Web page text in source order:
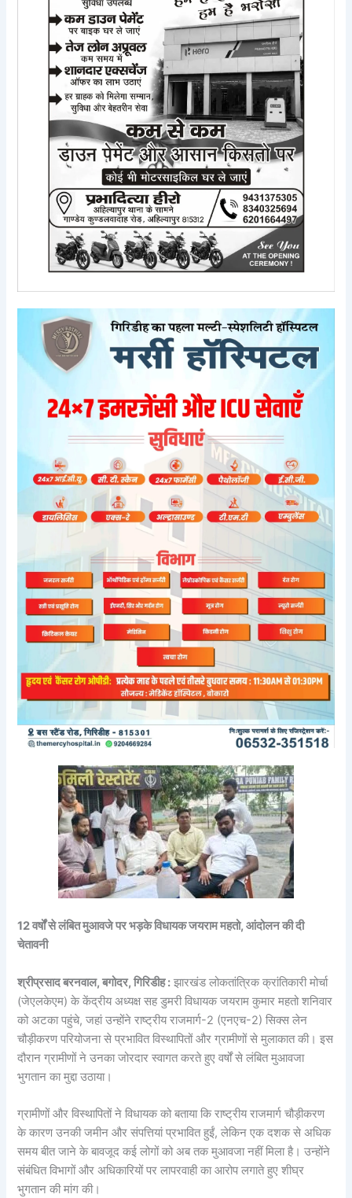
12 वर्षों से लंबित मुआवजे पर भड़के विधायक जयराम महतो, आंदोलन की दी
चेतावनी
श्रीप्रसाद बरनवाल, बगोदर, गिरिडीह : झारखंड लोकतांत्रिक क्रांतिकारी मोर्चा
(जेएलकेएम) के केंद्रीय अध्यक्ष सह डुमरी विधायक जयराम कुमार महतो शनिवार
को अटका पहुंचे, जहां उन्होंने राष्ट्रीय राजमार्ग-2 (एनएच-2) सिक्स लेन
चौड़ीकरण परियोजना से प्रभावित विस्थापितों और ग्रामीणों से मुलाकात की। इस
दौरान ग्रामीणों ने उनका जोरदार स्वागत करते हुए वर्षों से लंबित मुआवजा
भुगतान का मुद्दा उठाया।
ग्रामीणों और विस्थापितों ने विधायक को बताया कि राष्ट्रीय राजमार्ग चौड़ीकरण
के कारण उनकी जमीन और संपत्तियां प्रभावित हुईं, लेकिन एक दशक से अधिक
समय बीत जाने के बावजूद कई लोगों को अब तक मुआवजा नहीं मिला है। उन्होंने
संबंधित विभागों और अधिकारियों पर लापरवाही का आरोप लगाते हुए शीघ्र
भुगतान की मांग की।